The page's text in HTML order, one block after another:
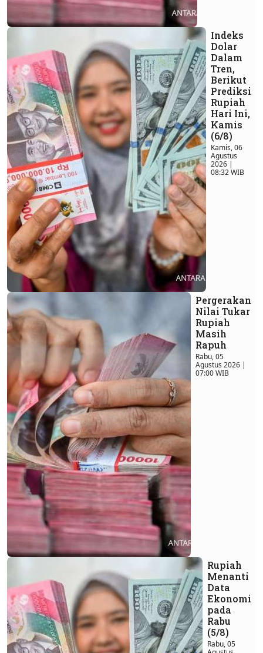
Indeks
Dolar
Dalam
Tren,
Berikut
Prediksi
Rupiah
Hari Ini,
Kamis
(6/8)
Kamis, 06
Agustus
2026 |
08:32 WIB
Pergerakan
Nilai Tukar
Rupiah
Masih
Rapuh
Rabu, 05
Agustus 2026 |
07:00 WIB
Rupiah
Menanti
Data
Ekonomi
pada
Rabu
(5/8)
Rabu, 05